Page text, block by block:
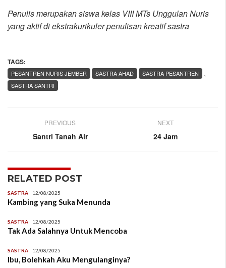
Penulis merupakan siswa kelas VIII MTs Unggulan Nuris
yang aktif di ekstrakurikuler penulisan kreatif sastra
TAGS:
,
PESANTREN NURIS JEMBER SASTRA AHAD
SASTRA PESANTREN
SASTRA SANTRI
PREVIOUS
Santri Tanah Air
NEXT
24 Jam
RELATED POST
SASTRA 12/08/2025
Kambing yang Suka Menunda
SASTRA 12/08/2025
Tak Ada Salahnya Untuk Mencoba
SASTRA 12/08/2025
Ibu, Bolehkah Aku Mengulanginya?